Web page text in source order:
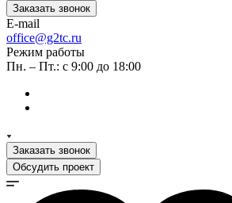
Заказать звонок
E-mail
office@g2tc.ru
Режим работы
Пн. – Пт.: с 9:00 до 18:00
Заказать звонок
Обсудить проект